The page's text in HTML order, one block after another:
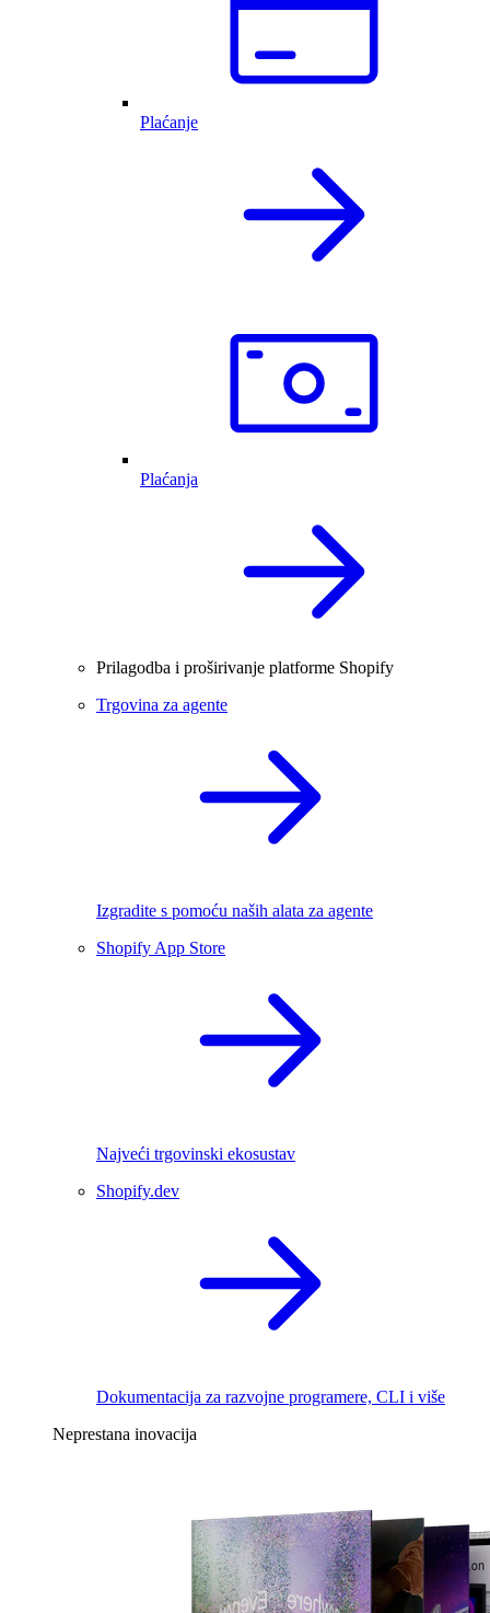
Plaćanje
Plaćanja
Prilagodba i proširivanje platforme Shopify
Trgovina za agente
Izgradite s pomoću naših alata za agente
Shopify App Store
Najveći trgovinski ekosustav
Shopify.dev
Dokumentacija za razvojne programere, CLI i više
Neprestana inovacija